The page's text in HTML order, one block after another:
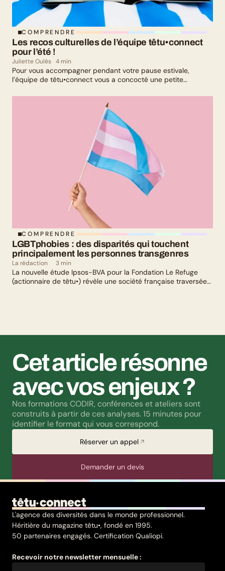
COMPRENDRE
Les recos culturelles de l’équipe têtu•connect
pour l’été !
Juliette Oulès 4 min
Pour vous accompagner pendant votre pause estivale,
l’équipe de têtu•connect vous a concocté une petite
culturelle : il y en a pour tous les goûts !
COMPRENDRE
LGBTphobies : des disparités qui touchent
principalement les personnes transgenres
La rédaction 3 min
La nouvelle étude Ipsos-BVA pour la Fondation Le Refuge
(actionnaire de têtu•) révèle une société française traversée
Cet article résonne
avec vos enjeux ?
Nos formations CODIR, conférences et ateliers sont
construits à partir de ces analyses. 15 minutes pour
identifier le format qui vous correspond.
Réserver un appel
Demander un devis
L'agence des diversités dans le monde professionnel.
Héritière du magazine têtu•, fondé en 1995.
50 partenaires engagés. Certification Qualiopi.
Recevoir notre newsletter mensuelle :